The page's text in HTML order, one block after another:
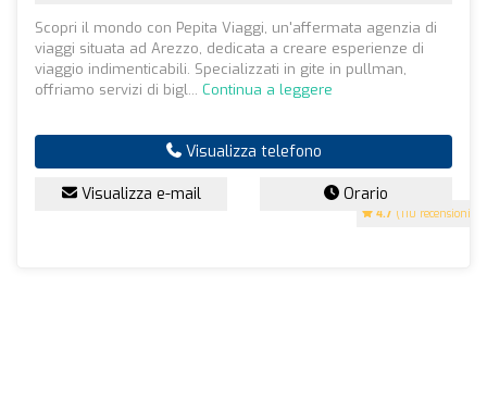
4.7 (110 recensioni)
Scopri il mondo con Pepita Viaggi, un'affermata agenzia di
viaggi situata ad Arezzo, dedicata a creare esperienze di
viaggio indimenticabili. Specializzati in gite in pullman,
offriamo servizi di bigl... Continua a leggere
Visualizza telefono
Visualizza e-mail Orario